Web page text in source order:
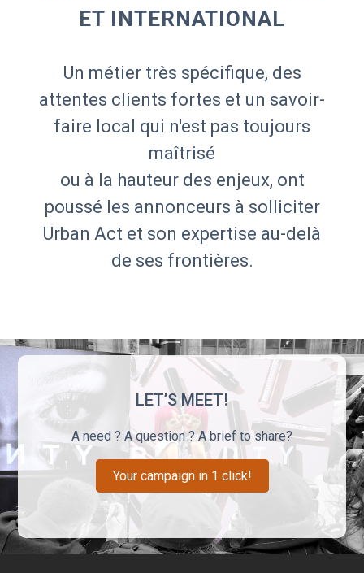
ET INTERNATIONAL
Un métier très spécifique, des
attentes clients fortes et un savoir-
faire local qui n'est pas toujours
maîtrisé
ou à la hauteur des enjeux, ont
poussé les annonceurs à solliciter
Urban Act et son expertise au-delà
de ses frontières.
LET’S MEET!
A need ? A question ? A brief to share?
Your campaign in 1 click!